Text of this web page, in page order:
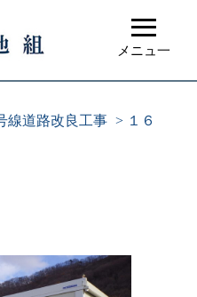
≡
メニュ一
線道路改良工事 > １６